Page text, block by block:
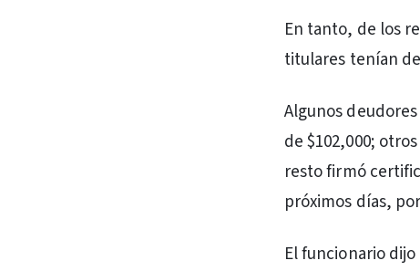
En tanto, de los
titulares tenían
Algunos
de $102,000;
resto firmó
próximos días,
El funcionario